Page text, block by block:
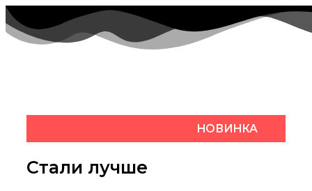
НОВИНКА
Стали лучше